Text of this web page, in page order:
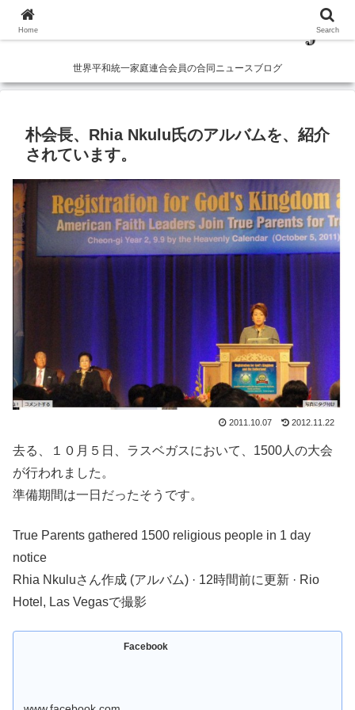
世界平和統一家庭連合会員の合同ニュースブログ
朴会長、Rhia Nkulu氏のアルバムを、紹介
されています。
2011.10.07 2012.11.22
去る、１０月５日、ラスベガスにおいて、1500人の大会
が行われました。
準備期間は一日だったそうです。
True Parents gathered 1500 religious people in 1 day
notice
Rhia Nkuluさん作成 (アルバム) · 12時間前に更新 · Rio
Hotel, Las Vegasで撮影
Facebook
Home Search